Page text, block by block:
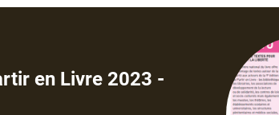
en Livre 2023 -